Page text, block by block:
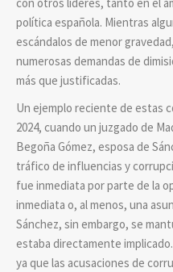
con otros líderes, tanto en el
política española. Mientras
escándalos de menor
numerosas demandas de
más que justificadas.
Un ejemplo reciente de estas
2024, cuando un juzgado de
Begoña Gómez, esposa de
tráfico de influencias y
fue inmediata por parte de la
inmediata o, al menos, una
Sánchez, sin embargo, se
estaba directamente
ya que las acusaciones de